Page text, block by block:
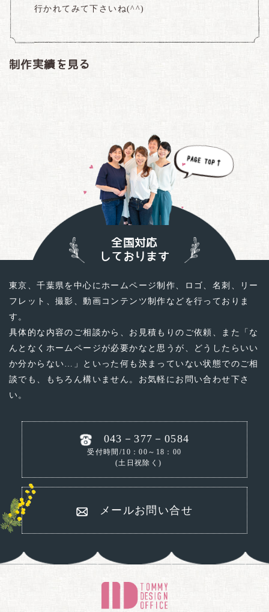
行かれてみて下さいね(^^)
制作実績を見る
全国対応
しております
東京、千葉県を中心にホームページ制作、ロゴ、名刺、リー
フレット、撮影、動画コンテンツ制作などを行っておりま
す。
具体的な内容のご相談から、お見積もりのご依頼、
また「な
んとなくホームページが必要かなと思うが、どうしたらいい
か分からない…」といった 何も決まっていない状態でのご相
談でも、もちろん構いません。お気軽にお問い合わせ下さ
い。
043－377－0584
受付時間/10：00～18：00
(土日祝除く)
メールお問い合せ